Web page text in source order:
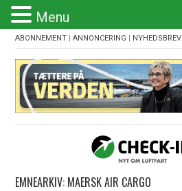
ABONNEMENT |ANNONCERING | NYHEDSBREV
EMNEARKIV: MAERSK AIR CARGO
Menu